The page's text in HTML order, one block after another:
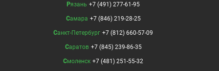
Рязань +7 (491) 277-61-95
Самара +7 (846) 219-28-25
Санкт-Петербург +7 (812) 660-57-09
Саратов +7 (845) 239-86-35
Смоленск +7 (481) 251-55-32